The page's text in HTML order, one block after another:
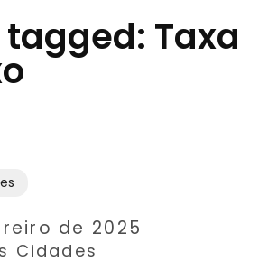
tagged: Taxa
de 2025
Cidades